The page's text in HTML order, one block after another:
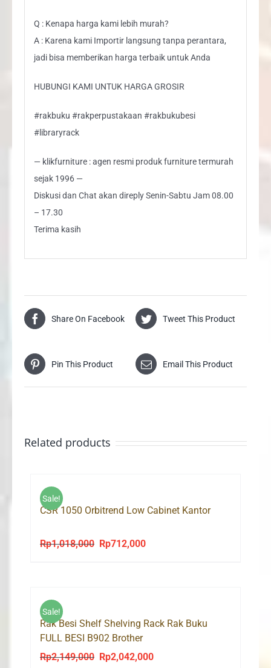
Q : Kenapa harga kami lebih murah?
A : Karena kami Importir langsung tanpa perantara,
jadi bisa memberikan harga terbaik untuk Anda
HUBUNGI KAMI UNTUK HARGA GROSIR
#rakbuku #rakperpustakaan #rakbukubesi
#libraryrack
— klikfurniture : agen resmi produk furniture termurah
sejak 1996 —
Diskusi dan Chat akan direply Senin-Sabtu Jam 08.00
– 17.30
Terima kasih
Share On Facebook Tweet This Product
Pin This Product Email This Product
Related products
Sale!
CSR 1050 Orbitrend Low Cabinet Kantor
Rp1,018,000
Original
Rp712,000Current
Sale!
Rak Besi Shelf Shelving Rack Rak Buku
FULL BESI B902 Brother
Rp2,149,000
Original
Rp2,042,000Current